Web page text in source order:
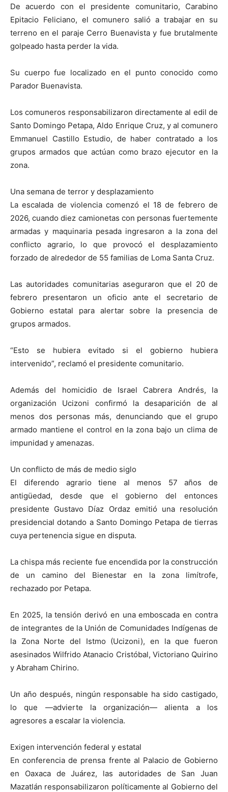
De acuerdo con el presidente comunitario, Carabino
Epitacio Feliciano, el comunero salió a trabajar en su
terreno en el paraje Cerro Buenavista y fue brutalmente
golpeado hasta perder la vida.
Su cuerpo fue localizado en el punto conocido como
Parador Buenavista.
Los comuneros responsabilizaron directamente al edil de
Santo Domingo Petapa, Aldo Enrique Cruz, y al comunero
Emmanuel Castillo Estudio, de haber contratado a los
grupos armados que actúan como brazo ejecutor en la
zona.
Una semana de terror y desplazamiento
La escalada de violencia comenzó el 18 de febrero de
2026, cuando diez camionetas con personas fuertemente
armadas y maquinaria pesada ingresaron a la zona del
conflicto agrario, lo que provocó el desplazamiento
forzado de alrededor de 55 familias de Loma Santa Cruz.
Las autoridades comunitarias aseguraron que el 20 de
febrero presentaron un oficio ante el secretario de
Gobierno estatal para alertar sobre la presencia de
grupos armados.
“Esto se hubiera evitado si el gobierno hubiera
intervenido”, reclamó el presidente comunitario.
Además del homicidio de Israel Cabrera Andrés, la
organización Ucizoni confirmó la desaparición de al
menos dos personas más, denunciando que el grupo
armado mantiene el control en la zona bajo un clima de
impunidad y amenazas.
Un conflicto de más de medio siglo
El diferendo agrario tiene al menos 57 años de
antigüedad, desde que el gobierno del entonces
presidente Gustavo Díaz Ordaz emitió una resolución
presidencial dotando a Santo Domingo Petapa de tierras
cuya pertenencia sigue en disputa.
La chispa más reciente fue encendida por la construcción
de un camino del Bienestar en la zona limítrofe,
rechazado por Petapa.
En 2025, la tensión derivó en una emboscada en contra
de integrantes de la Unión de Comunidades Indígenas de
la Zona Norte del Istmo (Ucizoni), en la que fueron
asesinados Wilfrido Atanacio Cristóbal, Victoriano Quirino
y Abraham Chirino.
Un año después, ningún responsable ha sido castigado,
lo que —advierte la organización— alienta a los
agresores a escalar la violencia.
Exigen intervención federal y estatal
En conferencia de prensa frente al Palacio de Gobierno
en Oaxaca de Juárez, las autoridades de San Juan
Mazatlán responsabilizaron políticamente al Gobierno del